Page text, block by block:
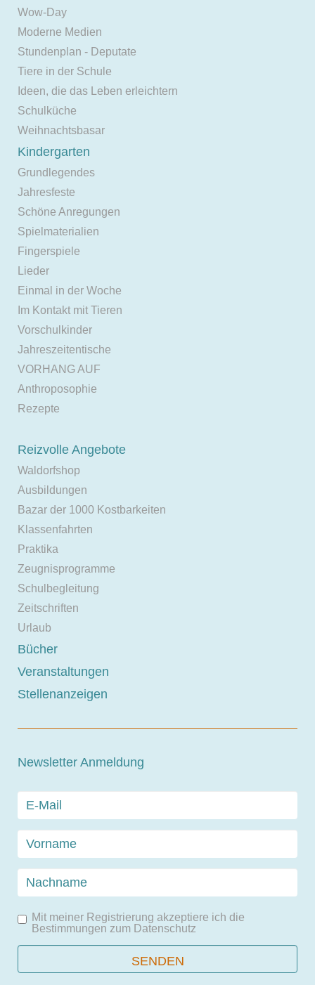
Wow-Day
Moderne Medien
Stundenplan - Deputate
Tiere in der Schule
Ideen, die das Leben erleichtern
Schulküche
Weihnachtsbasar
Kindergarten
Grundlegendes
Jahresfeste
Schöne Anregungen
Spielmaterialien
Fingerspiele
Lieder
Einmal in der Woche
Im Kontakt mit Tieren
Vorschulkinder
Jahreszeitentische
VORHANG AUF
Anthroposophie
Rezepte
Reizvolle Angebote
Waldorfshop
Ausbildungen
Bazar der 1000 Kostbarkeiten
Klassenfahrten
Praktika
Zeugnisprogramme
Schulbegleitung
Zeitschriften
Urlaub
Bücher
Veranstaltungen
Stellenanzeigen
Newsletter Anmeldung
Mit meiner Registrierung akzeptiere ich die
Bestimmungen zum Datenschutz